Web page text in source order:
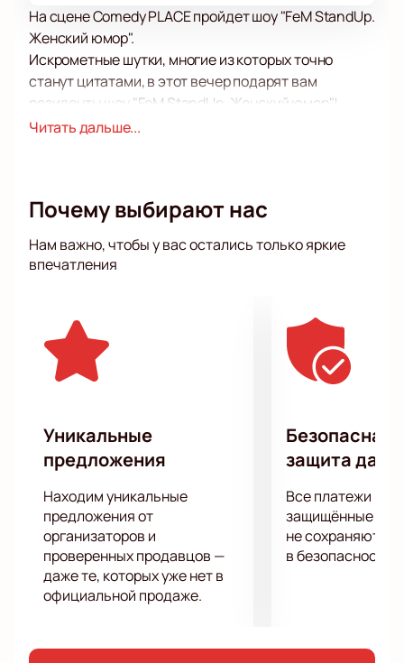
На сцене Comedy PLACE пройдет шоу "FeM StandUp.
Женский юмор".
Искрометные шутки, многие из которых точно
станут цитатами, в этот вечер подарят вам
резиденты шоу "FeM StandUp. Женский юмор"!
Вас ждет как встреча со старыми, любимыми
вам по вкусу.
вещами, находить веселое и забавное там, где,
казалось бы, его вовсе нет – одна из особенностей
буквально проникнитесь вместе с его героями!
Получите свою порцию веселых историй, которыми
вы сможете блеснуть в хорошей компании!
Читать дальше...
Почему выбирают нас
Нам важно, чтобы у вас остались только яркие
впечатления
Уникальные
предложения
Находим уникальные
предложения от
организаторов и
проверенных продавцов —
даже те, которых уже нет в
официальной продаже.
Безопасная
защита
Все платежи
защищённые
не сохраняются
в безопасности.